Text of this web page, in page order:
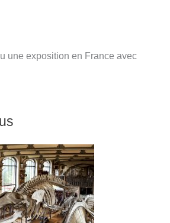
une exposition en France avec